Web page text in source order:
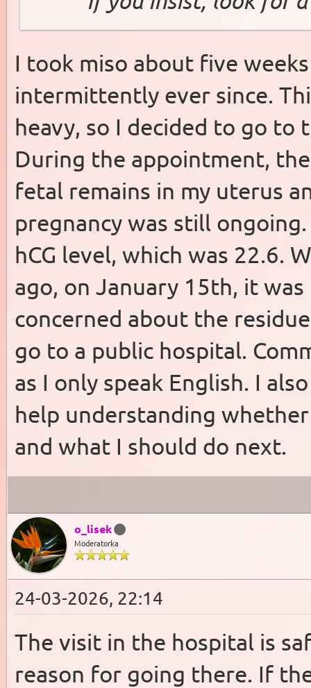
I took miso about five
intermittently ever since.
heavy, so I decided to go
During the appointment,
fetal remains in my uterus
pregnancy was still
hCG level, which was 22.6.
ago, on January 15th, it
concerned about the
go to a public hospital.
as I only speak English. I
help understanding
and what I should do next.
o_lisek
Moderatorka
24-03-2026, 22:14
The visit in the hospital is
reason for going there. If